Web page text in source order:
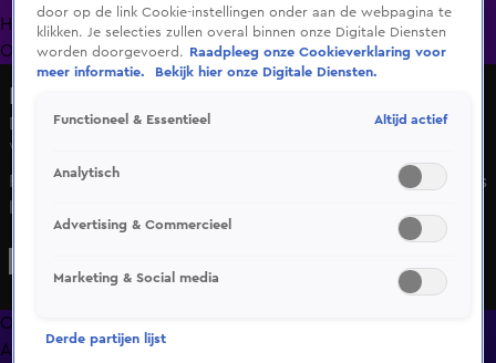
HomeUitzending Gemist Programma's De Bondgenoten
OranjezomerLivestreamsShop
Diederik valt in de smaak bij de meiden
Wo 17 juni, 11:32
Fatima steekt het niet onder stoelen of banken: Diederik is
Overzicht
Afleveringen
door op de link Cookie-instellingen onder aan de webpagina te
klikken. Je selecties zullen overal binnen onze Digitale Diensten
worden doorgevoerd.
Raadpleeg onze Cookieverklaring voor
meer informatie.
Bekijk hier onze Digitale Diensten.
Functioneel & Essentieel Altijd actief
Analytisch
Advertising & Commercieel
Marketing & Social media
Derde partijen lijst